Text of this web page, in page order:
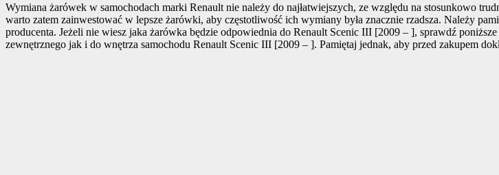
Wymiana żarówek w samochodach marki Renault nie należy do najłatwiejszych, ze względu na stosunkowo
warto zatem zainwestować w lepsze żarówki, aby częstotliwość ich wymiany była znacznie rzadsza. Należy
producenta. Jeżeli nie wiesz jaka żarówka będzie odpowiednia do Renault Scenic III [2009 – ], sprawdź
zewnętrznego jak i do wnętrza samochodu Renault Scenic III [2009 – ]. Pamiętaj jednak, aby przed zakupem